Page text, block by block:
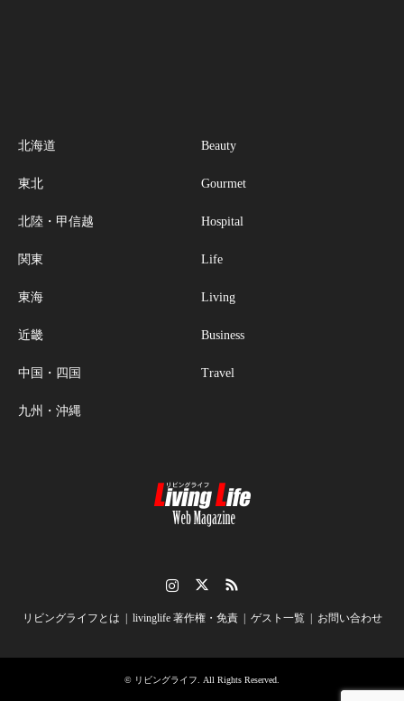
北海道
東北
北陸・甲信越
関東
東海
近畿
中国・四国
九州・沖縄
Beauty
Gourmet
Hospital
Life
Living
Business
Travel
リビングライフとは livinglife 著作権・免責 ゲスト一覧 お問い合わせ
© リビングライフ . All Rights Reserved.